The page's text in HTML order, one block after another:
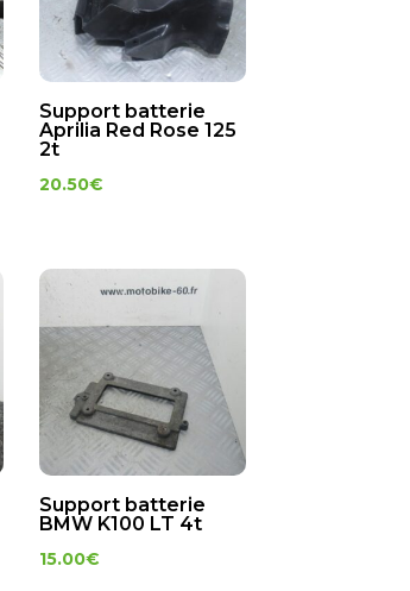
Support batterie
Aprilia Red Rose 125
2t
20.50€
Support batterie
BMW K100 LT 4t
15.00€